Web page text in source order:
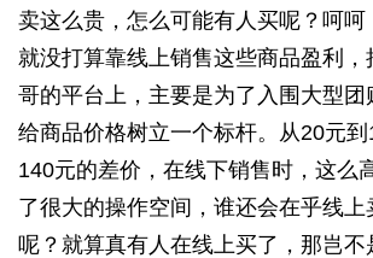
卖这么贵，怎么可能有人买呢？呵
就没打算靠线上销售这些商品盈利，
哥的平台上，主要是为了入围大型
给商品价格树立一个标杆。从20元到
140元的差价，在线下销售时，这么
了很大的操作空间，谁还会在乎线上
呢？就算真有人在线上买了，那岂不